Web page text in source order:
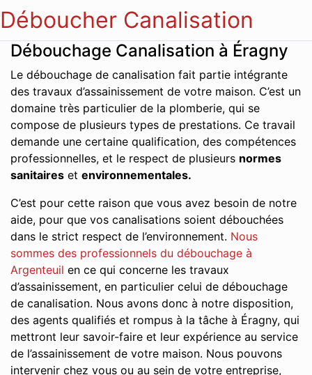
Déboucher Canalisation
Débouchage Canalisation à Éragny
Le débouchage de canalisation fait partie intégrante
des travaux d’assainissement de votre maison. C’est un
domaine très particulier de la plomberie, qui se
compose de plusieurs types de prestations. Ce travail
demande une certaine qualification, des compétences
professionnelles, et le respect de plusieurs normes
sanitaires et environnementales.
C’est pour cette raison que vous avez besoin de notre
aide, pour que vos canalisations soient débouchées
dans le strict respect de l’environnement. Nous
sommes des professionnels du débouchage à
Argenteuil en ce qui concerne les travaux
d’assainissement, en particulier celui de débouchage
de canalisation. Nous avons donc à notre disposition,
des agents qualifiés et rompus à la tâche à Éragny, qui
mettront leur savoir-faire et leur expérience au service
de l’assainissement de votre maison. Nous pouvons
intervenir chez vous ou au sein de votre entreprise,